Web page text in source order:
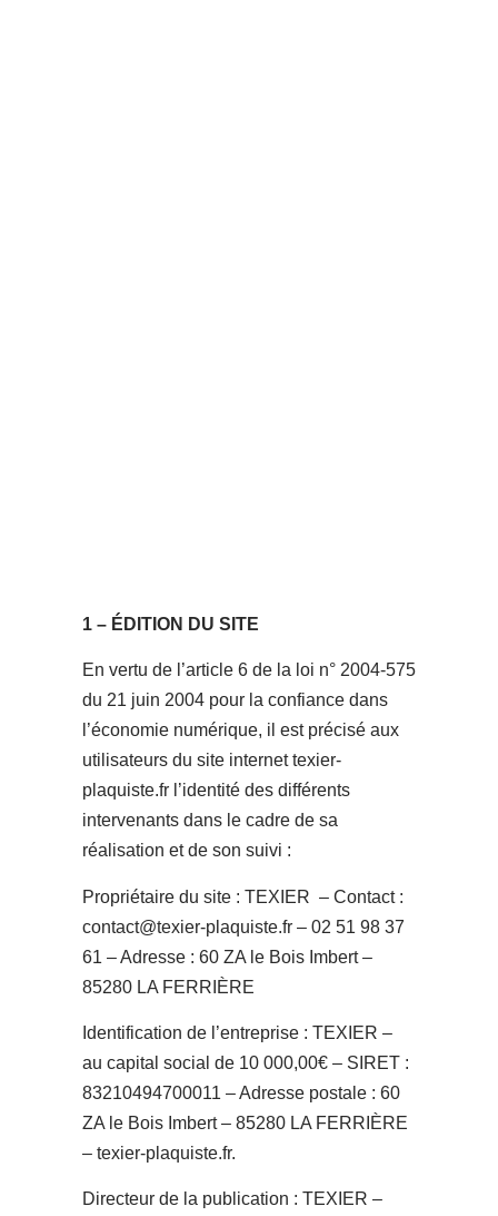
1 – ÉDITION DU SITE
En vertu de l’article 6 de la loi n° 2004-575
du 21 juin 2004 pour la confiance dans
l’économie numérique, il est précisé aux
utilisateurs du site internet texier-
plaquiste.fr l’identité des différents
intervenants dans le cadre de sa
réalisation et de son suivi :
Propriétaire du site : TEXIER – Contact :
contact@texier-plaquiste.fr – 02 51 98 37
61 – Adresse : 60 ZA le Bois Imbert –
85280 LA FERRIÈRE
Identification de l’entreprise : TEXIER –
au capital social de 10 000,00€ – SIRET :
83210494700011 – Adresse postale : 60
ZA le Bois Imbert – 85280 LA FERRIÈRE
– texier-plaquiste.fr.
Directeur de la publication : TEXIER –